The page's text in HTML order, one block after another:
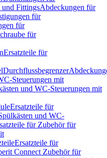
FittingsAbdeckungen für
für
für
für
Ersatzteile für
Durchflussbegrenzer
Steuerungen mit
und WC-Steuerungen mit
Ersatzteile für
und WC-
für Zubehör für
Ersatzteile für
Connect Zubehör für